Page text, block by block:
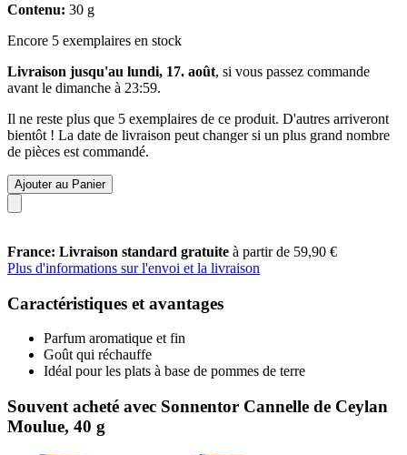
Contenu: 30 g
Encore 5 exemplaires en stock
Livraison jusqu'au lundi, 17. août, si vous passez commande
avant le dimanche à 23:59.
Il ne reste plus que 5 exemplaires de ce produit. D'autres arriveront
bientôt ! La date de livraison peut changer si un plus grand nombre
de pièces est commandé.
Ajouter au Panier
France: Livraison standard gratuite à partir de 59,90 €
Plus d'informations sur l'envoi et la livraison
Caractéristiques et avantages
Parfum aromatique et fin
Goût qui réchauffe
Idéal pour les plats à base de pommes de terre
Souvent acheté avec Sonnentor Cannelle de Ceylan
Moulue, 40 g